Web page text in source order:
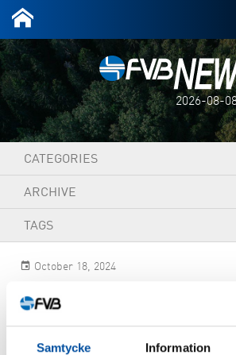
Samtycke Information
2026-08-
CATEGORIES
ARCHIVE
TAGS
October 18, 2024
Isabelle Sjöberg